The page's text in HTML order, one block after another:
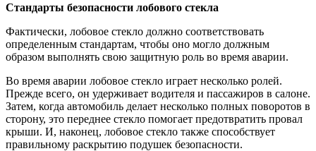
Стандарты безопасности лобового стекла
Фактически, лобовое стекло должно соответствовать
определенным стандартам, чтобы оно могло должным
образом выполнять свою защитную роль во время аварии.
Во время аварии лобовое стекло играет несколько ролей.
Прежде всего, он удерживает водителя и пассажиров в салоне.
Затем, когда автомобиль делает несколько полных поворотов в
сторону, это переднее стекло помогает предотвратить провал
крыши. И, наконец, лобовое стекло также способствует
правильному раскрытию подушек безопасности.